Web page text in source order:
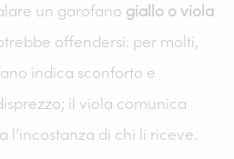
un garofano giallo o viola
offendersi: per molti,
indica sconforto e
il viola comunica
l’incostanza di chi li riceve.